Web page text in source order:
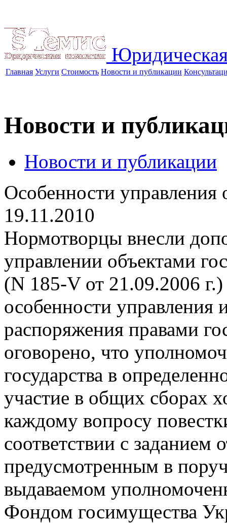
Главная Услуги Стоимость Новости и публикации
Новости и
Новости и публикации
Особенности управления
19.11.2010
Нормотворцы внесли
управлении объектами
(N 185-V от 21.09.2006
особенности управления
распоряжения правами
оговорено, что
государства в
участие в общих сборах
каждому вопросу
соответствии с заданием
предусмотренным в
выдаваемом
Фондом госимущества